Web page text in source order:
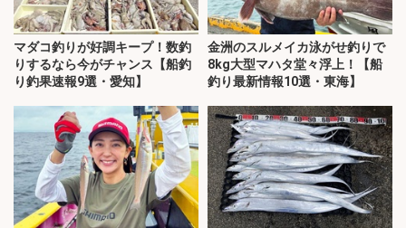
マダコ釣りが好調キープ！数釣
りするなら今がチャンス【船釣
り釣果速報9選・愛知】
金洲のスルメイカ泳がせ釣りで
8kg大型マハタ堂々浮上！【船
釣り最新情報10選・東海】